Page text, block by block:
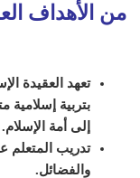
من الأهداف
تعهد العقيدة
بتربية إسلامية
إلى أمة الإسلام.
تدريب المتعلم
والفضائل.